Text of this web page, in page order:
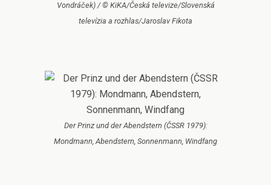
Vondráček) / © KiKA/Česká televize/Slovenská
televízia a rozhlas/Jaroslav Fikota
Der Prinz und der Abendstern (ČSSR 1979):
Mondmann, Abendstern, Sonnenmann, Windfang